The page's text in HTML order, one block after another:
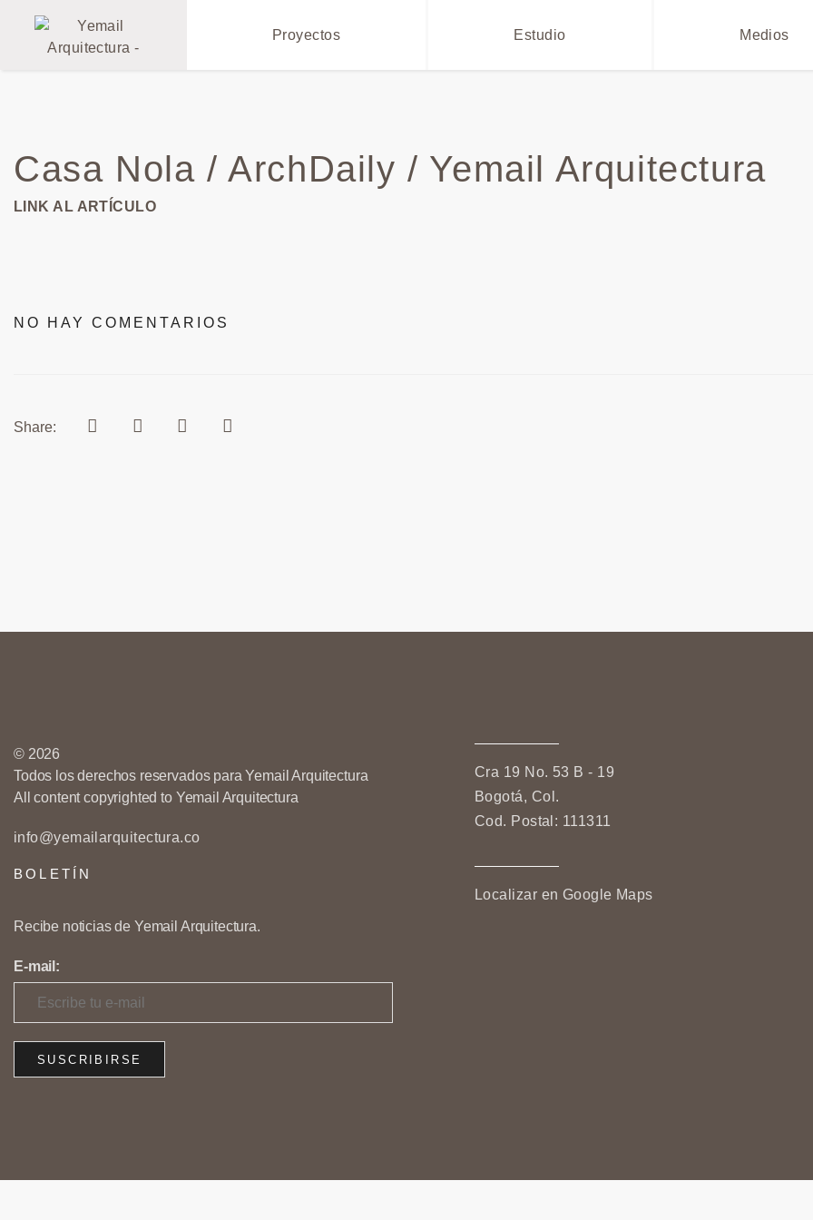
Proyectos Estudio Medios
Casa Nola / ArchDaily / Yemail Arquitectura
LINK AL ARTÍCULO
NO HAY COMENTARIOS
Share:
© 2026
Todos los derechos reservados para Yemail Arquitectura
All content copyrighted to Yemail Arquitectura
info@yemailarquitectura.co
BOLETÍN
Recibe noticias de Yemail Arquitectura.
E-mail:
Cra 19 No. 53 B - 19
Bogotá, Col.
Cod. Postal: 111311
Localizar en Google Maps